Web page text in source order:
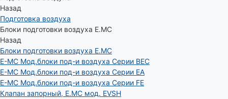
Назад
Подготовка воздуха
Блоки подготовки воздуха E.MC
Назад
Блоки подготовки воздуха E.MC
E-MC Мод.блоки под-и воздуха Серии BEC
E-MC Мод.блоки под-и воздуха Серии EA
E-MC Мод.блоки под-и воздуха Серии FE
Клапан запорный, E.MC мод. EVSH